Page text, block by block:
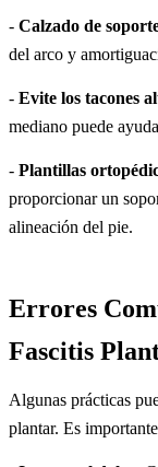
- Calzado de
del arco y
- Evite los tacones
mediano puede
- Plantillas
proporcionar un
alineación del pie.
Errores
Fascitis
Algunas prácticas
plantar. Es